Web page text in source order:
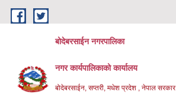
Skip to main content
बोदेबरसाईन नगरपालिका
नगर कार्यपालिकाको कार्यालय
बोदेबरसाईन, सप्तरी, मधेश प्रदेश , नेपाल सरकार